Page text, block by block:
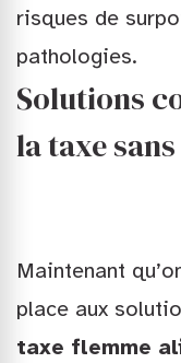
risques de
pathologies.
Solutions
la taxe
Maintenant
place aux
taxe flemme